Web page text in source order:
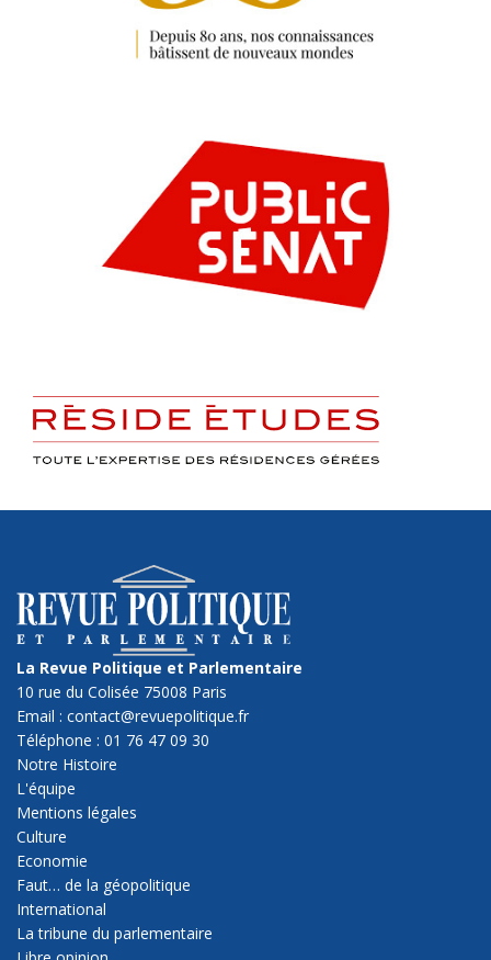
La Revue Politique et Parlementaire
10 rue du Colisée 75008 Paris
Email : contact@revuepolitique.fr
Téléphone : 01 76 47 09 30
Notre Histoire
L'équipe
Mentions légales
Culture
Economie
Faut… de la géopolitique
International
La tribune du parlementaire